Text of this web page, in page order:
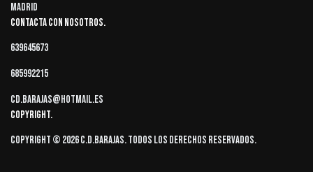
Madrid
Contacta con nosotros
639645673
685992215
cd.barajas@hotmail.es
Copyright
Copyright © 2026 C.D.Barajas. Todos los derechos reservados.